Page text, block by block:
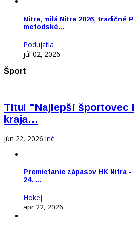
Nitra, milá Nitra 2026, tradičné
metodské…
Podujatia
júl 02, 2026
Šport
Titul "Najlepší športovec
kraja…
jún 22, 2026 Iné
Premietanie zápasov HK Nitra
24. …
Hokej
apr 22, 2026